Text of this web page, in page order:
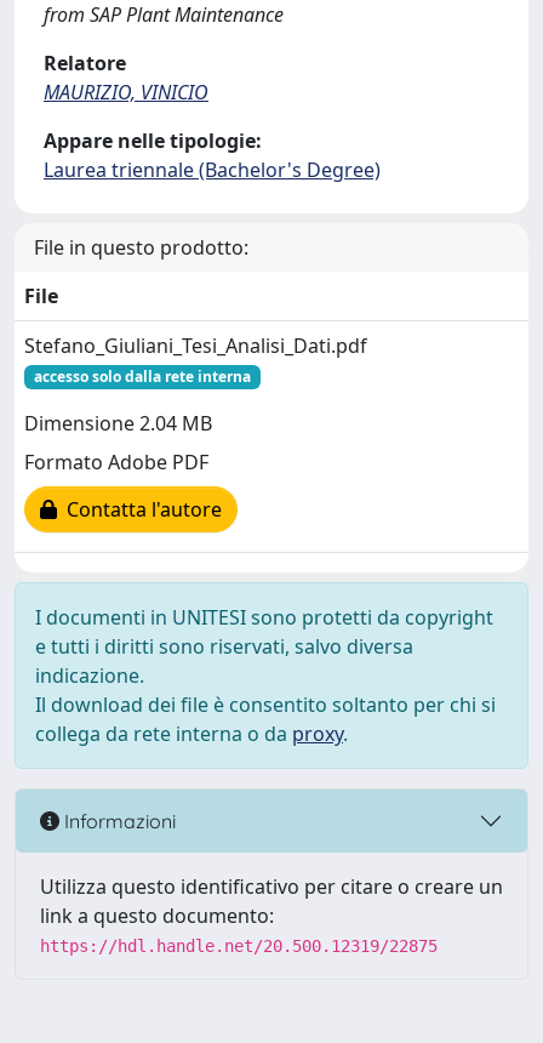
from SAP Plant Maintenance
Relatore
MAURIZIO, VINICIO
Appare nelle tipologie:
Laurea triennale (Bachelor's Degree)
File in questo prodotto:
File
Stefano_Giuliani_Tesi_Analisi_Dati.pdf
accesso solo dalla rete interna
Dimensione 2.04 MB
Formato Adobe PDF
Contatta l'autore
I documenti in UNITESI sono protetti da copyright
e tutti i diritti sono riservati, salvo diversa
indicazione.
Il download dei file è consentito soltanto per chi si
collega da rete interna o da proxy.
Informazioni
Utilizza questo identificativo per citare o creare un
link a questo documento:
https://hdl.handle.net/20.500.12319/22875